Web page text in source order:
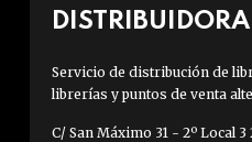
DISTRIBUIDORA
Servicio de distribución de
librerías y puntos de venta
C/ San Máximo 31 - 2º Local